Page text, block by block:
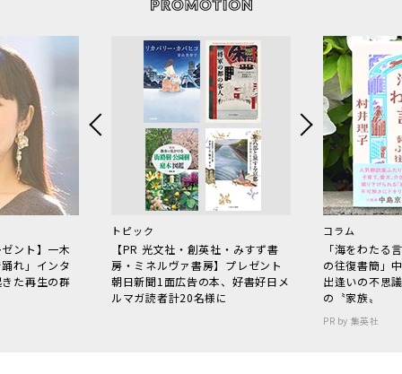
ント】一木
れ」インタ
た再生の群
トピック
【PR 光文社・創英社・みすず書
房・ミネルヴァ書房】プレゼント
朝日新聞1面広告の本、好書好日メ
ルマガ読者計20名様に
コラム
「海をわた
の往復書簡」
出逢いの不思
の〝家族〟
PR by 集英社